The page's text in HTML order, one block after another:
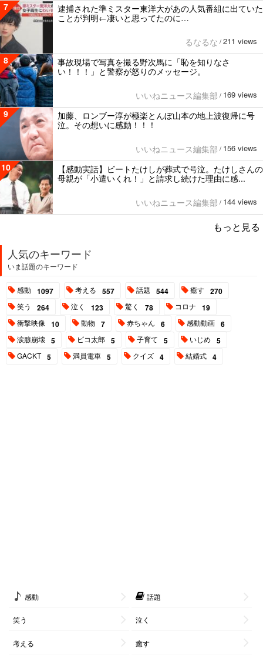
7
逮捕された準ミスター東洋大があの人気番組に出ていた
ことが判明←凄いと思ってたのに…
るなるな / 211 views
8
事故現場で写真を撮る野次馬に「恥を知りなさ
い！！！」と警察が怒りのメッセージ。
いいねニュース編集部 / 169 views
9
加藤、ロンブー淳が極楽とんぼ山本の地上波復帰に号
泣。その想いに感動！！！
いいねニュース編集部 / 156 views
10
【感動実話】ビートたけしが葬式で号泣。たけしさんの
母親が「小遣いくれ！」と請求し続けた理由に感...
いいねニュース編集部 / 144 views
もっと見る
人気のキーワード
いま話題のキーワード
感動 1097 考える 557 話題 544 癒す 270
笑う 264 泣く 123 驚く 78 コロナ 19
衝撃映像 10 動物 7 赤ちゃん 6 感動動画 6
涙腺崩壊 5 ピコ太郎 5 子育て 5 いじめ 5
GACKT 5 満員電車 5 クイズ 4 結婚式 4
感動 話題
笑う 泣く
考える 癒す